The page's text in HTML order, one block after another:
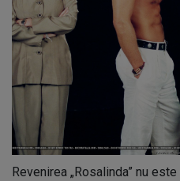
Revenirea „Rosalinda” nu